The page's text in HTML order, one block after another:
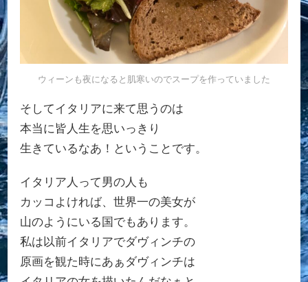
ウィーンも夜になると肌寒いのでスープを作っていました
そしてイタリアに来て思うのは
本当に皆人生を思いっきり
生きているなあ！ということです。
イタリア人って男の人も
カッコよければ、世界一の美女が
山のようにいる国でもあります。
私は以前イタリアでダヴィンチの
原画を観た時にあぁダヴィンチは